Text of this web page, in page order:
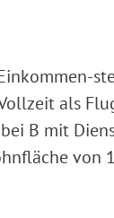
als
B mit
von